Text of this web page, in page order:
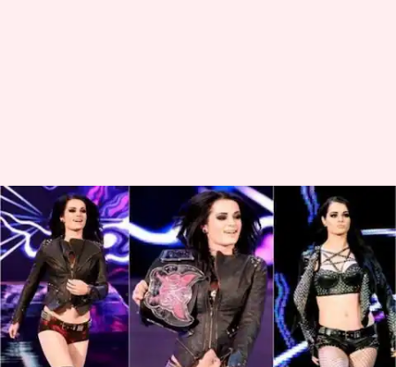
WWE: वर्तमान समय में WWE में
फाइट कर रही सबसे कम उम्र की 5
महिला रेसलर्स
लेखन Neeraj Pandey Dec 15, 2018 05:29 pm
क्या है खबर?